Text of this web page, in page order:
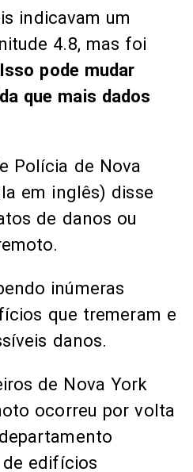
indicavam um
4.8, mas foi
Isso pode mudar
que mais dados
Polícia de Nova
em inglês) disse
de danos ou
inúmeras
que tremeram e
danos.
de Nova York
ocorreu por volta
edifícios